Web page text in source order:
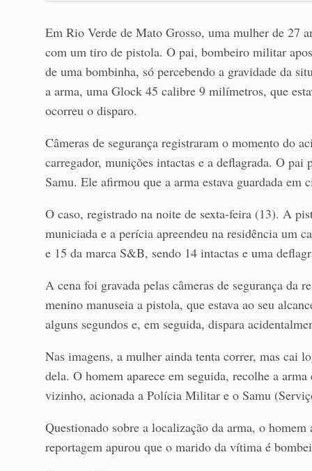
Em Rio Verde de Mato Grosso, uma mulher de 27
com um tiro de pistola. O pai, bombeiro militar
de uma bombinha, só percebendo a gravidade da
a arma, uma Glock 45 calibre 9 milímetros, que
ocorreu o disparo.
Câmeras de segurança registraram o momento do
carregador, munições intactas e a deflagrada. O
Samu. Ele afirmou que a arma estava guardada em
O caso, registrado na noite de sexta-feira (13). A
municiada e a perícia apreendeu na residência um
e 15 da marca S&B, sendo 14 intactas e uma
A cena foi gravada pelas câmeras de segurança da
menino manuseia a pistola, que estava ao seu
alguns segundos e, em seguida, dispara
Nas imagens, a mulher ainda tenta correr, mas cai
dela. O homem aparece em seguida, recolhe a
vizinho, acionada a Polícia Militar e o Samu
Questionado sobre a localização da arma, o
reportagem apurou que o marido da vítima é